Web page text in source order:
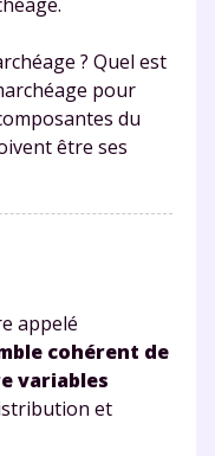
? Quel est
pour
du
être ses
appelé
cohérent de
variables
et